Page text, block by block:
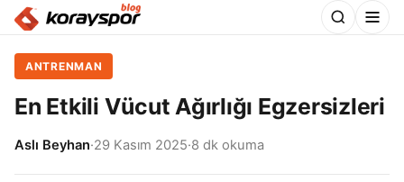
ANTRENMAN
En Etkili Vücut Ağırlığı Egzersizleri
Aslı Beyhan·29 Kasım 2025·8 dk okuma